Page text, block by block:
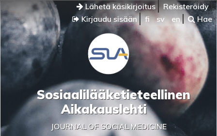
Lähetä käsikirjoitus
Rekisteröidy
Kirjaudu sisään
fi sv en Hae
Sosiaalilääketieteellinen
Aikakauslehti
JOURNAL OF SOCIAL MEDICINE